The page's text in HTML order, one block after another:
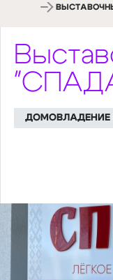
ДОМОВЛАДЕНИЕ